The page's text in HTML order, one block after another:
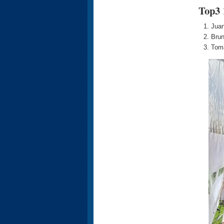
Top3